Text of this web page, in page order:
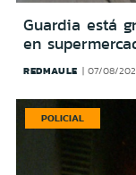
Guardia está
en
REDMAULE 07/08/
POLICIAL